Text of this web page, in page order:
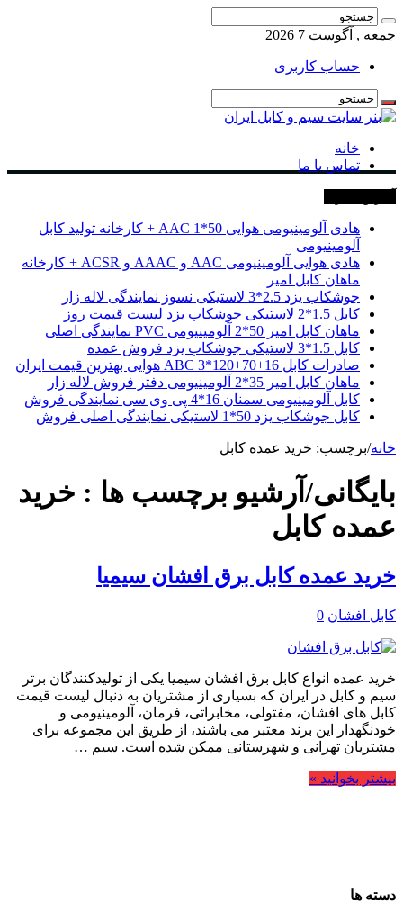
جمعه , آگوست 7 2026
حساب کاربری
خانه
تماس با ما
هادی آلومینیومی هوایی 50*1 AAC + کارخانه تولید کابل
آلومینیومی
هادی هوایی آلومینیومی AAC و AAAC و ACSR + کارخانه
ماهان کابل امیر
جوشکاب یزد 2.5*3 لاستیکی نسوز نمایندگی لاله زار
کابل 1.5*2 لاستیکی جوشکاب یزد لیست قیمت روز
ماهان کابل امیر 50*2 آلومینیومی PVC نمایندگی اصلی
کابل 1.5*3 لاستیکی جوشکاب یزد فروش عمده
صادرات کابل 16+70+120*3 ABC هوایی بهترین قیمت ایران
ماهان کابل امیر 35*2 آلومینیومی دفتر فروش لاله زار
کابل آلومینیومی سمنان 16*4 پی وی سی نمایندگی فروش
کابل جوشکاب یزد 50*1 لاستیکی نمایندگی اصلی فروش
خانه/برچسب: خرید عمده کابل
بایگانی/آرشیو برچسب ها : خرید
عمده کابل
خرید عمده کابل برق افشان سیمیا
کابل افشان 0
خرید عمده انواع کابل برق افشان سیمیا یکی از تولیدکنندگان برتر
سیم و کابل در ایران که بسیاری از مشتریان به دنبال لیست قیمت
کابل های افشان، مفتولی، مخابراتی، فرمان، آلومینیومی و
خودنگهدار این برند معتبر می باشند، از طریق این مجموعه برای
مشتریان تهرانی و شهرستانی ممکن شده است. سیم …
بیشتر بخوانید »
دسته ها